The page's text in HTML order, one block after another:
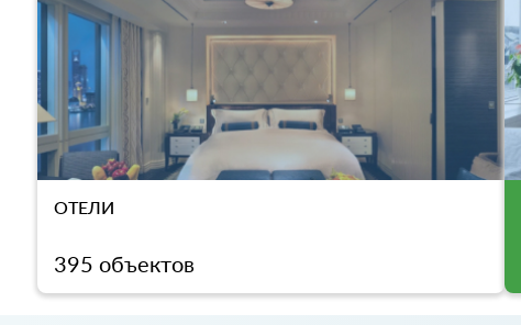
ОТЕЛИ
395 объектов